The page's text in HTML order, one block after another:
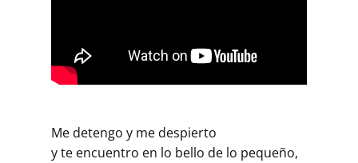
Me detengo y me despierto
y te encuentro en lo bello de lo pequeño,